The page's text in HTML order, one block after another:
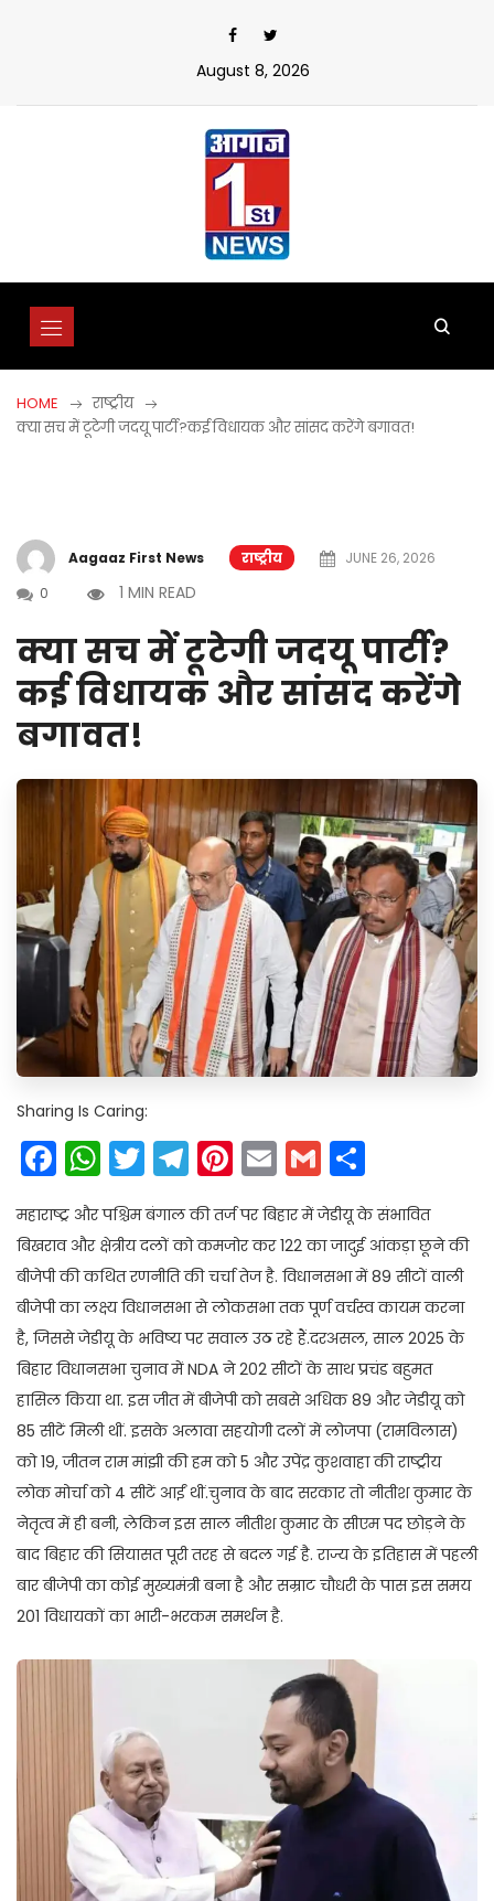
August 8, 2026
HOME
राष्ट्रीय
क्या सच में टूटेगी जदयू पार्टी?कई विधायक और सांसद करेंगे बगावत!
Aagaaz First News राष्ट्रीय
JUNE 26, 2026
0
1 MIN READ
क्या सच में टूटेगी जदयू पार्टी?
कई विधायक और सांसद करेंगे
बगावत!
Sharing Is Caring:
Facebook
WhatsApp
Twitter
Telegram
Pinterest
EmailGmail
महाराष्ट्र और पश्चिम बंगाल की तर्ज पर बिहार में जेडीयू के संभावित
बिखराव और क्षेत्रीय दलों को कमजोर कर 122 का जादुई आंकड़ा छूने की
बीजेपी की कथित रणनीति की चर्चा तेज है. विधानसभा में 89 सीटों वाली
बीजेपी का लक्ष्य विधानसभा से लोकसभा तक पूर्ण वर्चस्व कायम करना
है, जिससे जेडीयू के भविष्य पर सवाल उठ रहे हैं.दरअसल, साल 2025 के
बिहार विधानसभा चुनाव में NDA ने 202 सीटों के साथ प्रचंड बहुमत
हासिल किया था. इस जीत में बीजेपी को सबसे अधिक 89 और जेडीयू को
85 सीटें मिली थीं. इसके अलावा सहयोगी दलों में लोजपा (रामविलास)
को 19, जीतन राम मांझी की हम को 5 और उपेंद्र कुशवाहा की राष्ट्रीय
लोक मोर्चा को 4 सीटें आईं थीं.चुनाव के बाद सरकार तो नीतीश कुमार के
नेतृत्व में ही बनी, लेकिन इस साल नीतीश कुमार के सीएम पद छोड़ने के
बाद बिहार की सियासत पूरी तरह से बदल गई है. राज्य के इतिहास में पहली
बार बीजेपी का कोई मुख्यमंत्री बना है और सम्राट चौधरी के पास इस समय
201 विधायकों का भारी-भरकम समर्थन है.